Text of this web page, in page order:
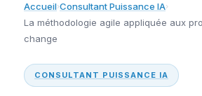
Accueil›Consultant Puissance IA›
La méthodologie agile appliquée aux
change
CONSULTANT PUISSANCE IA